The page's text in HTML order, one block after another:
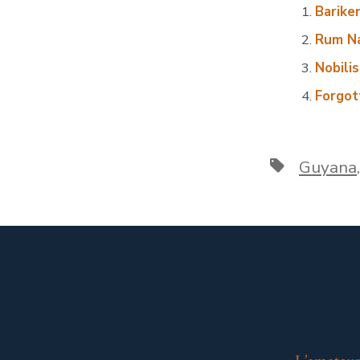
Rum
Étiquettes
Guyana,